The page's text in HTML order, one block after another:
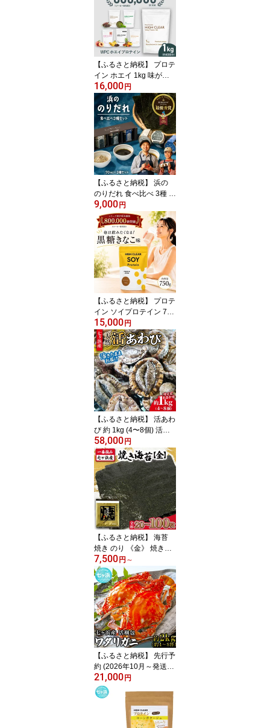
【ふるさと納税】 プロテ
イン ホエイ 1kg 味が選
べる！ ココア / 抹茶 / チ
ョコバナナ / ピーチ / ミ
ックスフルーツ ハイクリ
アー WPC ホエイプロテ
イン 送料無料 筋トレ 男
性 女性 ダイエット トレ
ーニング ダイエット 七
ヶ浜町 hk-wpc-1000
16,000円
【ふるさと納税】 浜の
のりだれ 食べ比べ 3種 セ
ット SEASAW ｜ 海苔 無
添加 調味料 佃煮 のり佃
煮 佃煮瓶 ご飯のお供 令
和の虎 お歳暮 御歳暮 贈
答 ギフト のし 熨斗 送料
無料 皇室献上 のり 高級
海苔 七ヶ浜 ドレッシン
グ マヨ たれ ソース
9,000円
【ふるさと納税】 プロテ
イン ソイプロテイン 750
g 黒糖きなこ味 HIGH CL
EAR ハイクリアー 人口
甘味料 不使用 国産 国内
製造 美髪 タンパク質 た
んぱく質 美容 大豆 健康
ビタミン 女性 低糖質 低
脂質 筋トレ トレーニン
グ ヘルシー ダイエット
七ヶ浜町 hk-soy-750-kk
15,000円
【ふるさと納税】 活あわ
び 約 1kg (4〜8個) 活き
たままお届け！エアーポ
ンプ付 冷蔵 蝦夷 あわび
国産 サイズおまかせ｜
七ヶ浜 漁協 鮑 素潜り 高
級 ステーキ アワビ 刺身
蒸し 肉厚 漁港直送 天然
新鮮 お造り 宮城県 七ヶ
浜町 ｜ jf-aw01-r6pd
58,000円
【ふるさと納税】 海苔
焼き のり 《金》 焼き海
苔 枚数が選べる！ 全形
20枚 / 40枚 / 50枚 / 100
枚 一番摘み みちのく寒
流のり 七ヶ浜産 ｜ 新海
苔 恵方巻き ギフト おに
ぎり 寿司 小分け 焼海苔
5000円 宮城県 七ヶ浜町
｜ jf-nrkj
7,500円 ～
【ふるさと納税】 先行予
約 (2026年10月～発送)
活 梱包 ワタリガニ 2kg
(約5〜8杯) 七ヶ浜産 かに
カニ 蟹 渡り蟹 ガザミ 旬
新鮮 パスタ ボイル 海鮮
ケジャン 味噌 蟹肉 鍋 お
21,000円